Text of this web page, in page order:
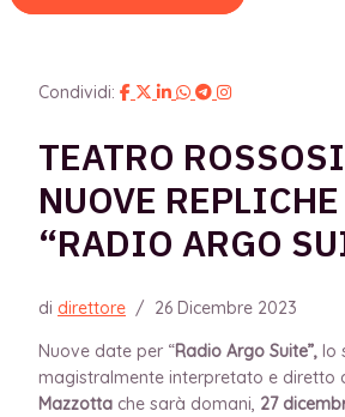
Condividi:
TEATRO
NUOVE
“RADIO ARGO
di direttore / 26 Dicembre 2023
Nuove date per “Radio Argo Suite”, lo
magistralmente interpretato e diretto
Mazzotta che sarà domani, 27